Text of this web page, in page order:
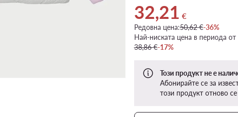
Актуална цена 32,21 €
32,21 €
Редовна цена:50,62 €-36%
Най-ниската цена в периода
38,86 €-17%
Този продукт не е
Абонирайте се за
този продукт отново